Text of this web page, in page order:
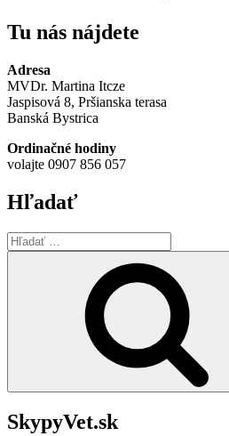
Tu nás nájdete
Adresa
MVDr. Martina Itcze
Jaspisová 8, Pršianska terasa
Banská Bystrica
Ordinačné hodiny
volajte 0907 856 057
Hľadať
Hľadať:
SkypyVet.sk